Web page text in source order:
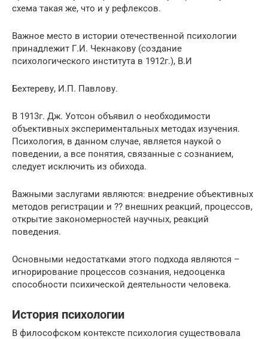
схема такая же, что и у рефлексов.
Важное место в истории отечественной психологии
принадлежит Г.И. Чекнакову (создание
психологического института в 1912г.), В.И
Бехтереву, И.П. Павлову.
В 1913г. Дж. Уотсон объявил о необходимости
объективных экспериментальных методах изучения.
Психология, в данном случае, является наукой о
поведении, а все понятия, связанные с сознанием,
следует исключить из обихода.
Важными заслугами являются: внедрение объективных
методов регистрации и ?? внешних реакций, процессов,
открытие закономерностей научных, реакций
поведения.
Основными недостатками этого подхода являются –
игнорирование процессов сознания, недооценка
способности психической деятельности человека.
История психологии
В философском контексте психология существовала